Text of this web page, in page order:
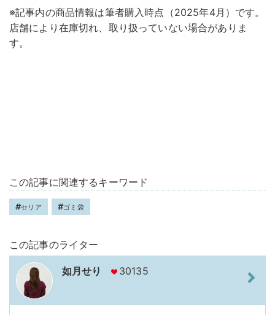
※記事内の商品情報は筆者購入時点（2025年4月）です。
店舗により在庫切れ、取り扱っていない場合がありま
す。
この記事に関連するキーワード
セリア ゴミ袋
この記事のライター
如月せり 30135